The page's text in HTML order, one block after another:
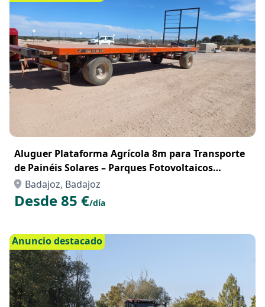
Aluguer Plataforma Agrícola 8m para Transporte
de Painéis Solares – Parques Fotovoltaicos
Portugal
Badajoz, Badajoz
Desde 85 €/día
Anuncio destacado